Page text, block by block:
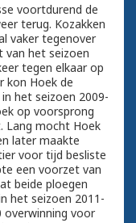
voortdurend de
terug. Kozakken
vaker tegenover
van het seizoen
tegen elkaar op
kon Hoek de
het seizoen 2009-
op voorsprong
Lang mocht Hoek
later maakte
voor tijd besliste
een voorzet van
beide ploegen
het seizoen 2011-
overwinning voor